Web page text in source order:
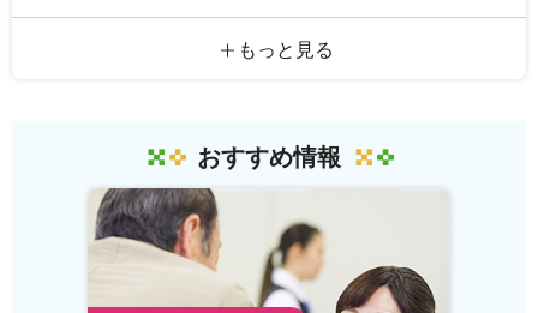
もっと見る
おすすめ情報